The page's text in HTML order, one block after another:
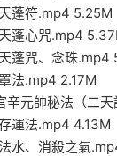
蓬符.mp4 5.25M
蓬心咒.mp4
蓬咒、念珠.mp4
法.mp4 2.17M
辛元帥秘法（二
運法.mp4 4.13M
水、消殺之氣